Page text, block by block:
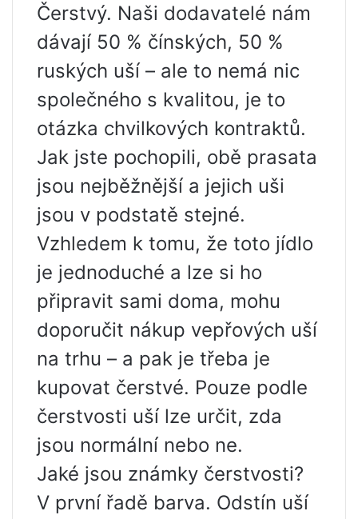
Čerstvý. Naši dodavatelé nám
dávají 50 % čínských, 50 %
ruských uší – ale to nemá nic
společného s kvalitou, je to
otázka chvilkových kontraktů.
Jak jste pochopili, obě prasata
jsou nejběžnější a jejich uši
jsou v podstatě stejné.
Vzhledem k tomu, že toto jídlo
je jednoduché a lze si ho
připravit sami doma, mohu
doporučit nákup vepřových uší
na trhu – a pak je třeba je
kupovat čerstvé. Pouze podle
čerstvosti uší lze určit, zda
jsou normální nebo ne.
Jaké jsou známky čerstvosti?
V první řadě barva. Odstín uší